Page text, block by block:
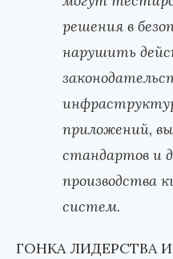
решения в
нарушить
приложений,
стандартов и
производства
систем.
ГОНКА ЛИДЕРСТВА